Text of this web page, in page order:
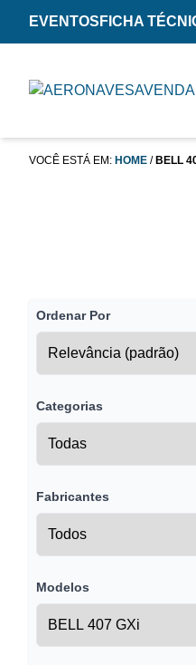
EVENTOS FICHA
VOCÊ ESTÁ EM: HOME / BELL
Ordenar Por
Categorias
Fabricantes
Modelos